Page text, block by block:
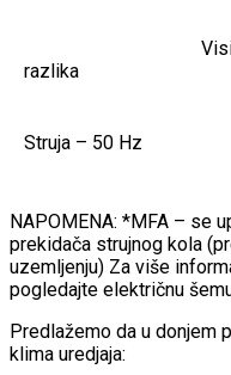
razlika
Struja – 50 Hz
NAPOMENA: *MFA – se
prekidača strujnog kola
uzemljenju) Za više
pogledajte električnu
Predlažemo da u donjem
klima uredjaja: